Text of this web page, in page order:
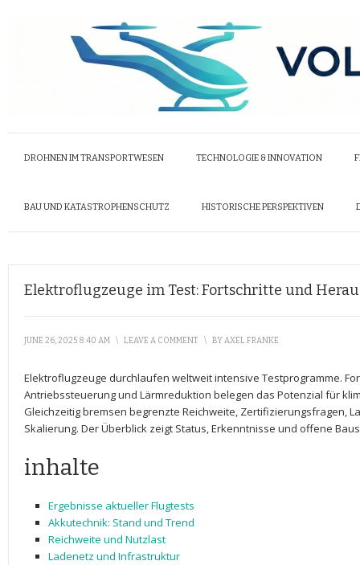
DROHNEN IM TRANSPORTWESEN TECHNOLOGIE & INNOVATION
BAU UND KATASTROPHENSCHUTZ HISTORISCHE PERSPEKTIVEN
Elektroflugzeuge im Test: Fortschritte und
JUNE 26, 2025 8:40 AM \ LEAVE A COMMENT \ BYAXEL FRANKE
Elektroflugzeuge durchlaufen weltweit intensive Testprogramme.
Antriebssteuerung und Lärmreduktion belegen das​ Potenzial für
Gleichzeitig bremsen begrenzte Reichweite, Zertifizierungsfragen,
Skalierung. Der Überblick zeigt ​Status,​ Erkenntnisse und ⁣offene
inhalte
Ergebnisse aktueller Flugtests
Akkutechnik: Stand ​und Trend
Reichweite und Nutzlast
Ladenetz und‍ Infrastruktur